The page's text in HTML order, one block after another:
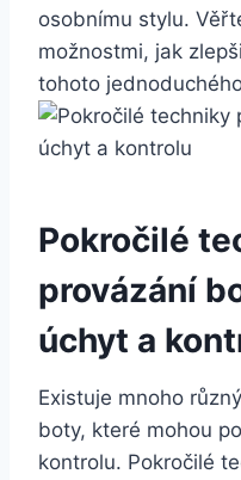
osobnímu stylu.​
možnostmi, jak
tohoto
Pokročilé
provázání
úchyt a
Existuje mnoho
boty, které mohou⁣
kontrolu. Pokročilé